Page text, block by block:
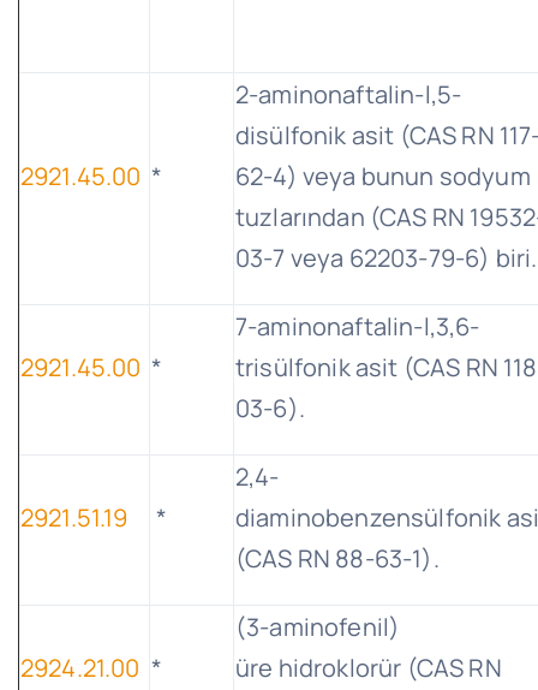
2921.45.00 *
2-aminonaftalin-l,5-
disülfonik asit (CAS RN
62-4) veya bunun sodyum
tuzlarından (CAS RN
03-7 veya 62203-79-6) biri.
2921.45.00 *
7-aminonaftalin-l,3,6-
trisülfonik asit (CAS RN
03-6).
2921.51.19 *
2,4-
diaminobenzensülfonik
(CAS RN 88-63-1).
2924.21.00 *
(3-aminofenil)
üre hidroklorür (CAS RN